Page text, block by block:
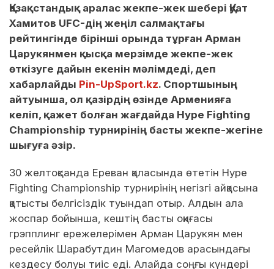
Қазақстандық аралас жекпе-жек шебері Қуат
Хамитов UFC-дің жеңіл салмақтағы
рейтингінде бірінші орында тұрған Арман
Царукянмен қысқа мерзімде жекпе-жек
өткізуге дайын екенін мәлімдеді, деп
хабарлайды Pin-UpSport.kz. Спортшының
айтуынша, ол қазірдің өзінде Арменияға
келіп, қажет болған жағдайда Hype Fighting
Championship турнирінің басты жекпе-жегіне
шығуға әзір.
30 желтоқсанда Ереван қаласында өтетін Hype
Fighting Championship турнирінің негізгі айқасына
қатысты белгісіздік туындап отыр. Алдын ала
жоспар бойынша, кештің басты оқиғасы
грэпплинг ережелерімен Арман Царукян мен
ресейлік Шарабутдин Магомедов арасындағы
кездесу болуы тиіс еді. Алайда соңғы күндері